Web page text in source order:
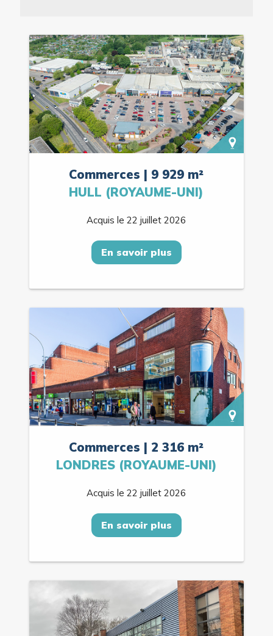
Commerces | 9 929 m²
HULL (ROYAUME-UNI)
Acquis le 22 juillet 2026
En savoir plus
Commerces | 2 316 m²
LONDRES (ROYAUME-UNI)
Acquis le 22 juillet 2026
En savoir plus